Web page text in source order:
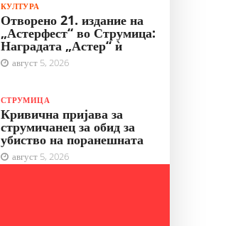
КУЛТУРА
Отворено 21. издание на
„Астерфест“ во Струмица:
Наградата „Астер“ ѝ
август 5, 2026
СТРУМИЦА
Кривична пријава за
струмичанец за обид за
убиство на поранешната
август 5, 2026